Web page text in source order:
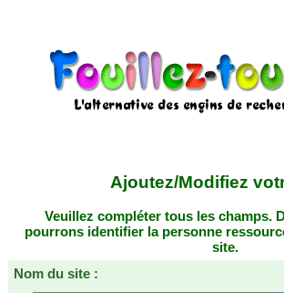
Ajoutez/Modifiez
Veuillez compléter tous les champs.
pourrons identifier la personne
site.
Nom du site :